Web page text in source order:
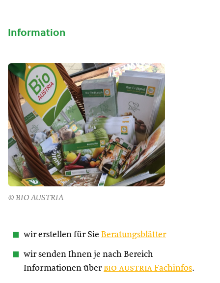
Information
© BIO AUSTRIA
wir erstellen für Sie Beratungsblätter
wir senden Ihnen je nach Bereich
Informationen über bio austria Fachinfos.